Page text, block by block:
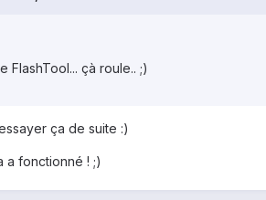
FlashTool... çà roule.. ;)
ça de suite :)
a fonctionné ! ;)